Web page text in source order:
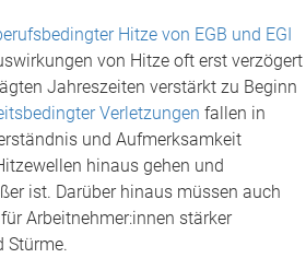
Hitze von EGB und EGI
von Hitze oft erst verzögert
Jahreszeiten verstärkt zu Beginn
Verletzungen fallen in
und Aufmerksamkeit
hinaus gehen und
ist. Darüber hinaus müssen auch
Arbeitnehmer:innen stärker
Stürme.